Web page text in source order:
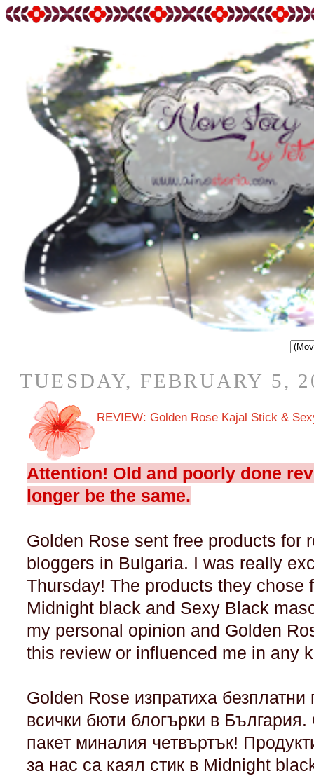
TUESDAY, FEBRUARY 5,
REVIEW: Golden Rose Kajal Stick &
Attention! Old and poorly done
longer be the same.
Golden Rose sent free products for
bloggers in Bulgaria. I was really
Thursday! The products they chose
Midnight black and Sexy Black
my personal opinion and Golden
this review or influenced me in any
Golden Rose изпратиха безплатни
всички бюти блогърки в
пакет миналия четвъртък!
за нас са каял стик в Midnight